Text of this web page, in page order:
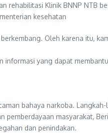
Klinik BNNP NTB
kesehatan
Oleh karena itu,
yang dapat
bahaya narkoba.
masyarakat,
dan penindakan.